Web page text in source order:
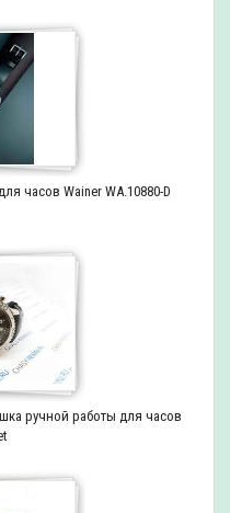
часов Wainer WA.10880-D
ручной работы для часов